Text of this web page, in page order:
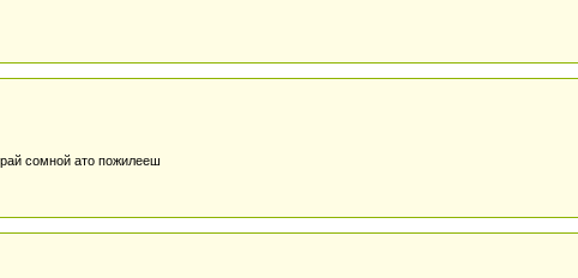
сомной ато пожилееш